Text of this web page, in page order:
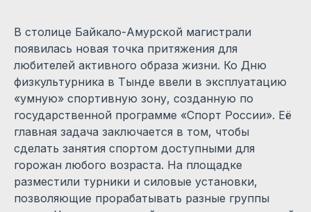
В столице Байкало-Амурской магистрали
появилась новая точка притяжения для
любителей активного образа жизни. Ко Дню
физкультурника в Тынде ввели в эксплуатацию
«умную» спортивную зону, созданную по
государственной программе «Спорт России». Её
главная задача заключается в том, чтобы
сделать занятия спортом доступными для
горожан любого возраста. На площадке
разместили турники и силовые установки,
позволяющие прорабатывать разные группы